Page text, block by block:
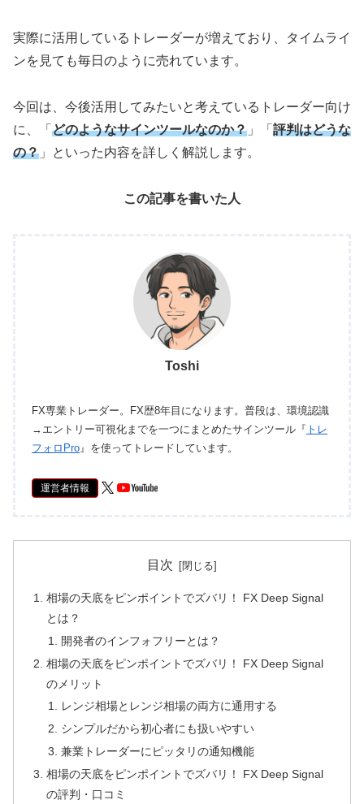
実際に活用しているトレーダーが増えており、タイムライ
ンを見ても毎日のように売れています。
今回は、今後活用してみたいと考えているトレーダー向け
に、「 どのようなサインツールなのか？ 」「 評判はどうな
の？ 」といった内容を詳しく解説します。
この記事を書いた人
Toshi
FX専業トレーダー。FX歴8年目になります。普段は、環境認識
→エントリー可視化までを一つにまとめたサインツール『 トレ
フォロPro 』を使ってトレードしています。
運営者情報
目次
相場の天底をピンポイントでズバリ！ FX Deep Signal
とは？
開発者のインフォフリーとは？
相場の天底をピンポイントでズバリ！ FX Deep Signal
のメリット
レンジ相場とレンジ相場の両方に通用する
シンプルだから初心者にも扱いやすい
兼業トレーダーにピッタリの通知機能
相場の天底をピンポイントでズバリ！ FX Deep Signal
の評判・口コミ